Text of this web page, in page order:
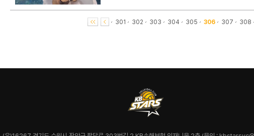
301 302 303 304 305 306 307 308